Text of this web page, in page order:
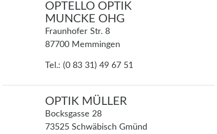
OPTELLO OPTIK
MUNCKE OHG
Fraunhofer Str. 8
87700 Memmingen
Tel.: (0 83 31) 49 67 51
OPTIK MÜLLER
Bocksgasse 28
73525 Schwäbisch Gmünd